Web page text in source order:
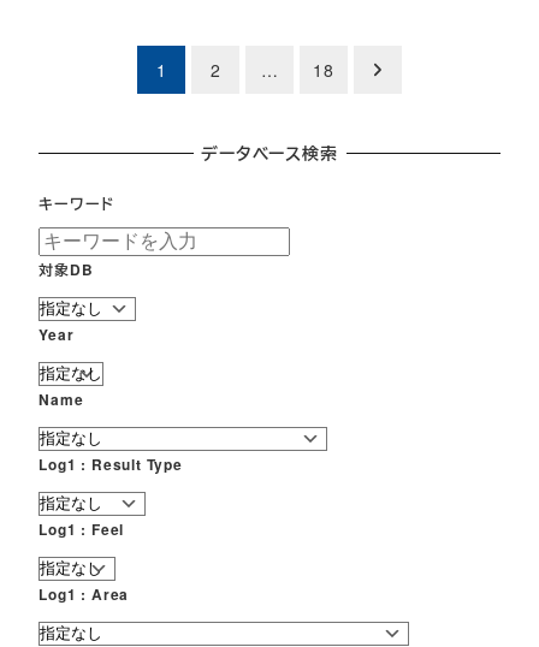
の
ペ
ー
ジ
送
り
1 2 … 18
データベース検索
キーワード
対象DB
Year
Name
Log1 : Result Type
Log1 : Feel
Log1 : Area